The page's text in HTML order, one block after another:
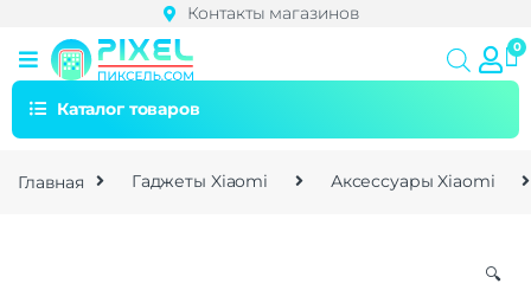
Контакты магазинов
Каталог товаров
Главная Гаджеты Xiaomi Аксессуары Xiaomi
🔍